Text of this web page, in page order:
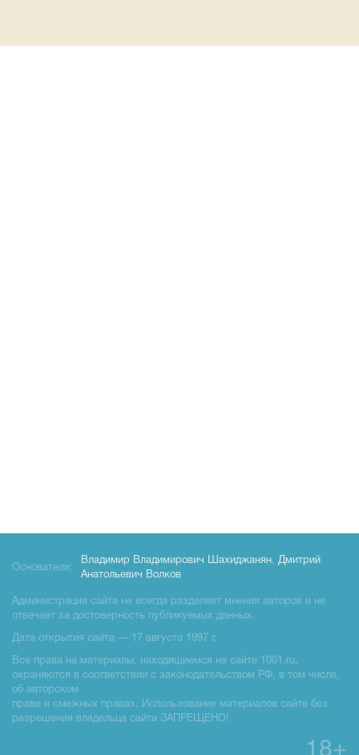
Основатели:
Владимир Владимирович Шахиджанян, Дмитрий
Анатольевич Волков
Администрация сайта не всегда разделяет мнения авторов и не
отвечает за достоверность публикуемых данных.
Дата открытия сайта — 17 августа 1997 г.
Все права на материалы, находящиемся на сайте 1001.ru,
охраняются в соответствии с законодательством РФ, в том числе,
об авторском
праве и смежных правах. Использование материалов сайте без
разрешения владельца сайта ЗАПРЕЩЕНО!
18+